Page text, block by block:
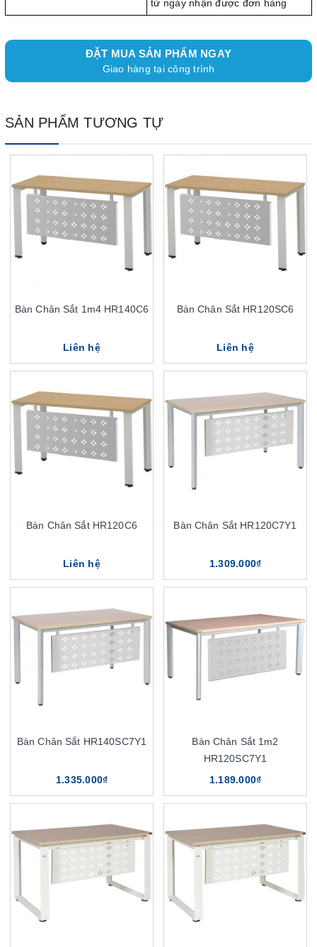
từ ngày nhận được đơn hàng
ĐẶT MUA SẢN PHẨM NGAY
Giao hàng tại công trình
SẢN PHẨM TƯƠNG TỰ
Bàn Chân Sắt 1m4 HR140C6
Liên hệ
Bàn Chân Sắt HR120SC6
Liên hệ
Bàn Chân Sắt HR120C6
Liên hệ
Bàn Chân Sắt HR120C7Y1
1.309.000₫
Bàn Chân Sắt HR140SC7Y1
1.335.000₫
Bàn Chân Sắt 1m2
HR120SC7Y1
1.189.000₫